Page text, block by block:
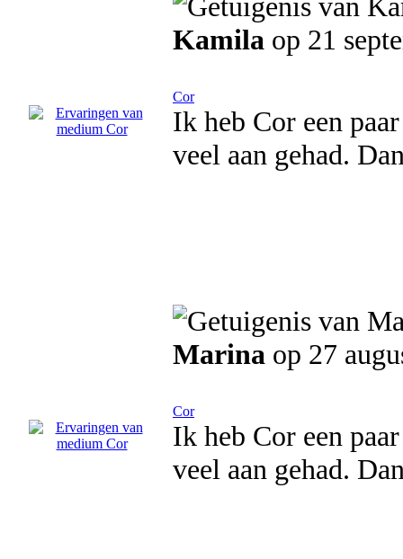
Kamila op 21
Cor
Ik heb Cor een
veel aan gehad.
Marina op 27
Cor
Ik heb Cor een
veel aan gehad.